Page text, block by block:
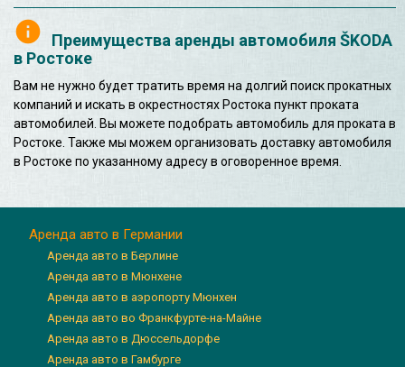
Преимущества аренды автомобиля ŠKODA
в Ростоке
Вам не нужно будет тратить время на долгий поиск прокатных
компаний и искать в окрестностях Ростока пункт проката
автомобилей. Вы можете подобрать автомобиль для проката в
Ростоке. Также мы можем организовать доставку автомобиля
в Ростоке по указанному адресу в оговоренное время.
Аренда авто в Германии
Аренда авто в Берлине
Аренда авто в Мюнхене
Аренда авто в аэропорту Мюнхен
Аренда авто во Франкфурте-на-Майне
Аренда авто в Дюссельдорфе
Аренда авто в Гамбурге